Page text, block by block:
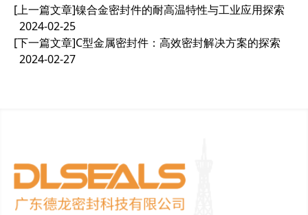
[上一篇文章]镍合金密封件的耐高温特性与工业应用探索
2024-02-25
[下一篇文章]C型金属密封件：高效密封解决方案的探索
2024-02-27